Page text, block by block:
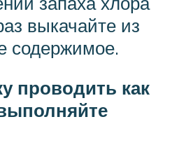
выкачайте из
содержимое.
проводить как